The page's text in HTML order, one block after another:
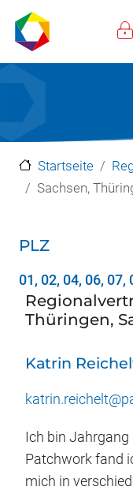
Direkt zum Inhalt
Startseite
Sachsen,
PLZ
01, 02, 04, 06, 07,
Thüringen,
Katrin
Ich bin Jahrgang
Patchwork fand
mich in